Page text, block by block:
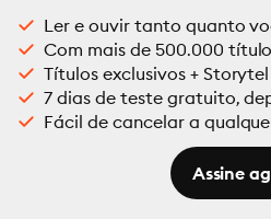
Ler e ouvir tanto quanto
Com mais de 500.000
Títulos exclusivos +
7 dias de teste gratuito,
Fácil de cancelar a
Assine